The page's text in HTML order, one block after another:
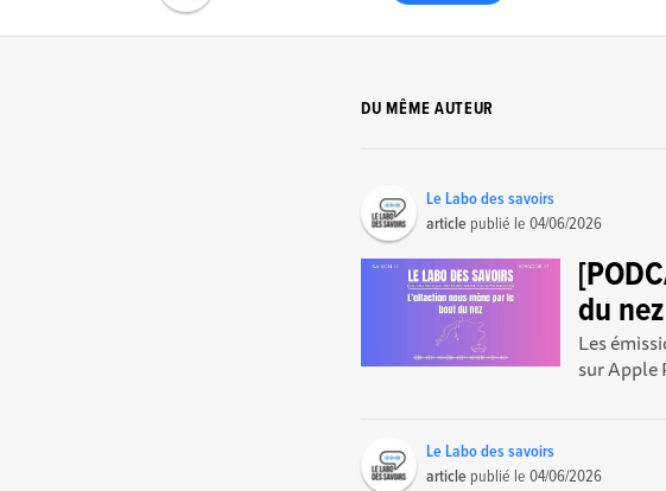
DU MÊME AUTEUR
Le Labo des savoirs
article publié le04/06/2026
du nez
Les
sur Apple
Le Labo des savoirs
article publié le04/06/2026